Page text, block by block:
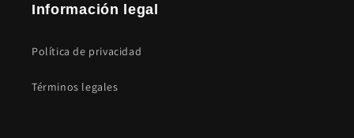
Información legal
Política de privacidad
Términos legales